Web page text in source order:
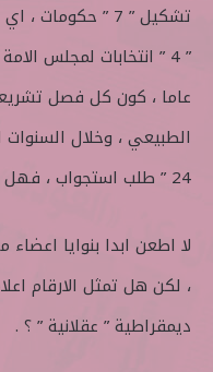
ت
و
ر
د
ا
ل
ت
ر
ي
ا
تشكيل ” 7 ”
24 ” طلب استجواب ، فهل يعقل ذلك ؟ .
لا اطعن ابدا بنوايا
، لكن هل تمثل الارقام
ديمقراطية ” عقلانية ” ؟ .